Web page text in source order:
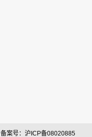
备案号：沪ICP备08020885